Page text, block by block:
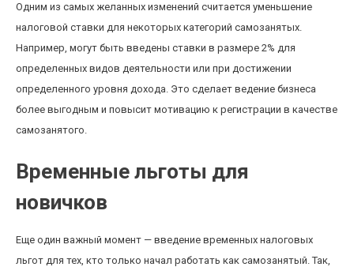
Одним из самых желанных изменений считается уменьшение
налоговой ставки для некоторых категорий самозанятых.
Например, могут быть введены ставки в размере 2% для
определенных видов деятельности или при достижении
определенного уровня дохода. Это сделает ведение бизнеса
более выгодным и повысит мотивацию к регистрации в качестве
самозанятого.
Временные льготы для
новичков
Еще один важный момент — введение временных налоговых
льгот для тех, кто только начал работать как самозанятый. Так,